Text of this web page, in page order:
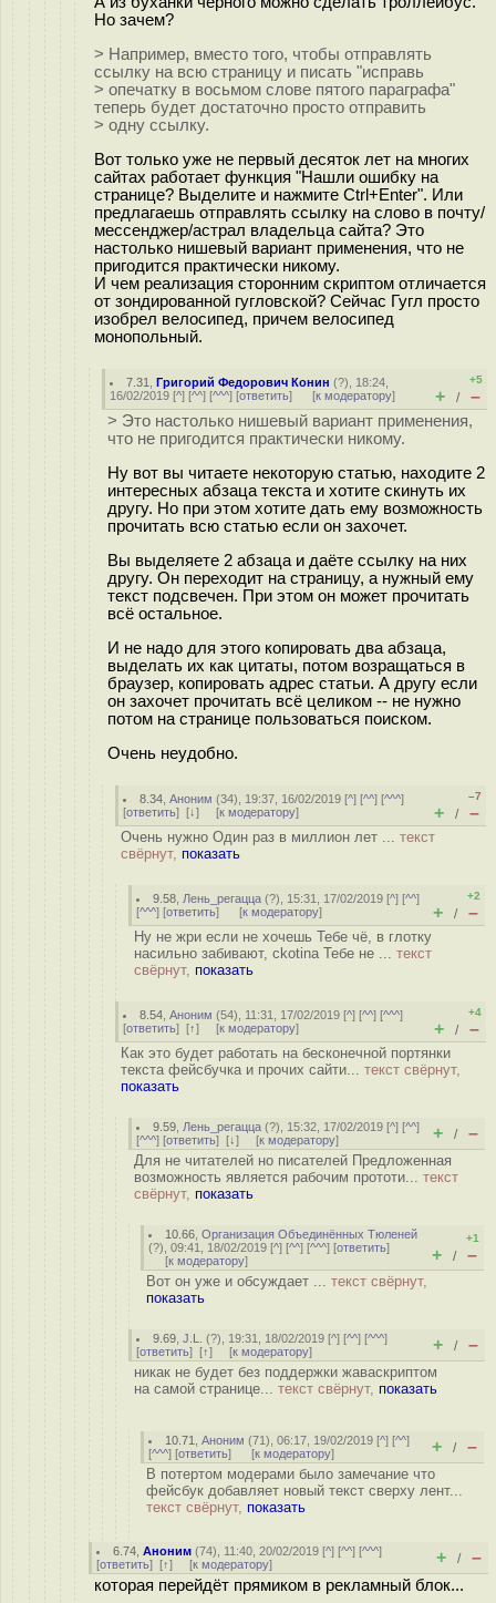
Но зачем?
> Например, вместо того, чтобы отправлять
ссылку на всю страницу и писать "исправь
> опечатку в восьмом слове пятого параграфа"
теперь будет достаточно просто отправить
> одну ссылку.
Вот только уже не первый десяток лет на многих
сайтах работает функция "Нашли ошибку на
странице? Выделите и нажмите Ctrl+Enter". Или
предлагаешь отправлять ссылку на слово в почту/
мессенджер/астрал владельца сайта? Это
настолько нишевый вариант применения, что не
пригодится практически никому.
И чем реализация сторонним скриптом отличается
от зондированной гугловской? Сейчас Гугл просто
изобрел велосипед, причем велосипед
монопольный.
7.31 ,Григорий Федорович Конин (?), 18:24,
16/02/2019 [^] [^^] [^^^] [ответить] [к модератору]
+5
+ / –
> Это настолько нишевый вариант применения,
что не пригодится практически никому.
Ну вот вы читаете некоторую статью, находите 2
интересных абзаца текста и хотите скинуть их
другу. Но при этом хотите дать ему возможность
прочитать всю статью если он захочет.
Вы выделяете 2 абзаца и даёте ссылку на них
другу. Он переходит на страницу, а нужный ему
текст подсвечен. При этом он может прочитать
всё остальное.
И не надо для этого копировать два абзаца,
выделать их как цитаты, потом возращаться в
браузер, копировать адрес статьи. А другу если
он захочет прочитать всё целиком -- не нужно
потом на странице пользоваться поиском.
Очень неудобно.
8.34 ,Аноним (34), 19:37, 16/02/2019 [^] [^^] [^^^]
[ответить] [↓] [к модератору]
–7
+ / –
Очень нужно Один раз в миллион лет ... текст
свёрнут, показать
9.58 Лень_регацца (?), 15:31, 17/02/2019 [^] [^^]
[^^^] [ответить] [к модератору]
+2
+ / –
Ну не жри если не хочешь Тебе чё, в глотку
насильно забивают, ckotina Тебе не ... текст
свёрнут, показать
8.54 ,Аноним (54), 11:31, 17/02/2019 [^] [^^] [^^^]
[ответить] [↑] [к модератору]
+4
+ / –
Как это будет работать на бесконечной портянки
текста фейсбучка и прочих сайти... текст свёрнут,
показать
9.59 Лень_регацца (?), 15:32, 17/02/2019 [^] [^^]
[^^^] [ответить] [↓] [к модератору] + / –
Для не читателей но писателей Предложенная
возможность является рабочим прототи... текст
свёрнут, показать
10.66 ,Организация Объединённых Тюленей
(?), 09:41, 18/02/2019 [^] [^^] [^^^] [ответить]
[к модератору]
+1
+ / –
Вот он уже и обсуждает ... текст свёрнут,
показать
9.69 ,J.L. (?), 19:31, 18/02/2019 [^] [^^] [^^^]
[ответить] [↑] [к модератору] + / –
никак не будет без поддержки жаваскриптом
на самой странице... текст свёрнут, показать
10.71 ,Аноним (71), 06:17, 19/02/2019 [^] [^^]
[^^^] [ответить] [к модератору] + / –
В потертом модерами было замечание что
фейсбук добавляет новый текст сверху лент...
текст свёрнут, показать
6.74 ,Аноним (74), 11:40, 20/02/2019 [^] [^^] [^^^]
[ответить] [↑] [к модератору] + / –
которая перейдёт прямиком в рекламный блок...